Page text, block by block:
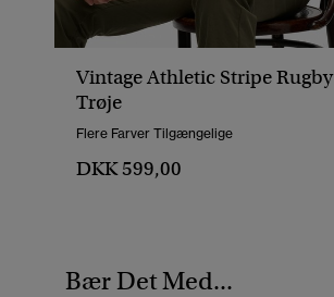
Vintage Athletic Stripe Rugby
Trøje
Flere Farver Tilgængelige
DKK 599,00
Bær Det Med...